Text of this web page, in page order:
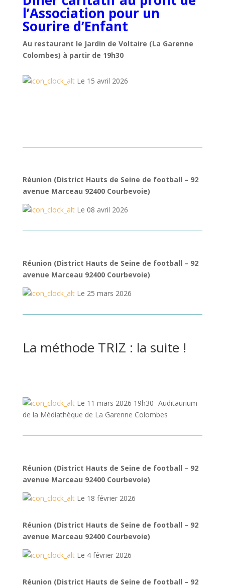
l’Association pour un
Sourire d’Enfant
Au restaurant le Jardin de Voltaire (La Garenne
Colombes) à partir de 19h30
Le 15 avril 2026
Réunion (District Hauts de Seine de football – 92
avenue Marceau 92400 Courbevoie)
Le 08 avril 2026
Réunion (District Hauts de Seine de football – 92
avenue Marceau 92400 Courbevoie)
Le 25 mars 2026
La méthode TRIZ : la suite !
Le 11 mars 2026 19h30 -Auditaurium
de la Médiathèque de La Garenne Colombes
Réunion (District Hauts de Seine de football – 92
avenue Marceau 92400 Courbevoie)
Le 18 février 2026
Réunion (District Hauts de Seine de football – 92
avenue Marceau 92400 Courbevoie)
Le 4 février 2026
Réunion (District Hauts de Seine de football – 92